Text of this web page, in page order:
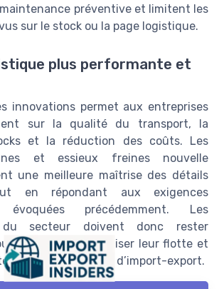
préventive et limitent les
sur le stock ou la page logistique.
plus performante et
innovations permet aux entreprises
sur la qualité du transport, la
et la réduction des coûts. Les
et essieux freines nouvelle
une meilleure maîtrise des détails
en répondant aux exigences
évoquées précédemment. Les
du secteur doivent donc rester
pour optimiser leur flotte et
de leurs opérations d’import-export.